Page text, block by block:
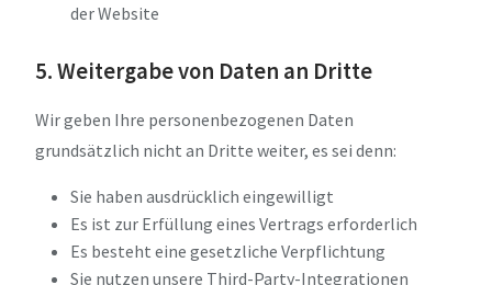
der Website
5. Weitergabe von Daten an Dritte
Wir geben Ihre personenbezogenen Daten
grundsätzlich nicht an Dritte weiter, es sei denn:
Sie haben ausdrücklich eingewilligt
Es ist zur Erfüllung eines Vertrags erforderlich
Es besteht eine gesetzliche Verpflichtung
Sie nutzen unsere Third-Party-Integrationen